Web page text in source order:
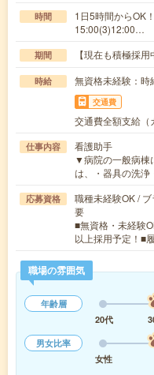
時間
1日5時間からOK
15:00(3)12:00…
期間 【現在も積極採
時給 無資格未経験：
交通費
交通費全額支給（
仕事内容
看護助手
▼病院の一般病棟
は、・器具の洗
応募資格
職種未経験OK /
要
■無資格・未経験
以上採用予定！■
職場の雰囲気
年齢層
20代
男女比率
女性